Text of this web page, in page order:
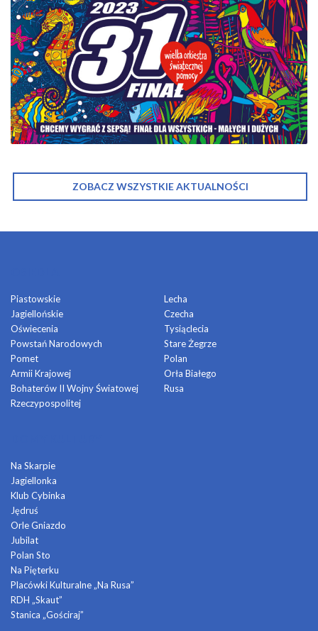
ZOBACZ WSZYSTKIE AKTUALNOŚCI
Piastowskie
Jagiellońskie
Oświecenia
Powstań Narodowych
Pomet
Armii Krajowej
Bohaterów II Wojny Światowej
Rzeczypospolitej
Lecha
Czecha
Tysiąclecia
Stare Żegrze
Polan
Orła Białego
Rusa
Na Skarpie
Jagiellonka
Klub Cybinka
Jędruś
Orle Gniazdo
Jubilat
Polan Sto
Na Pięterku
Placówki Kulturalne „Na Rusa”
RDH „Skaut”
Stanica „Gościraj”